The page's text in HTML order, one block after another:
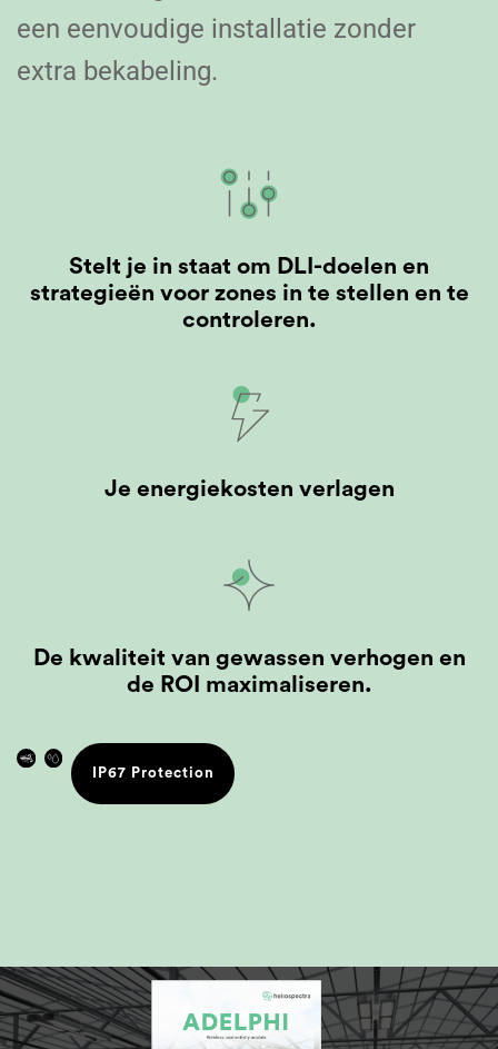
een eenvoudige installatie zonder
extra bekabeling.
Stelt je in staat om DLI-doelen en
strategieën voor zones in te stellen en te
controleren.
Je energiekosten verlagen
De kwaliteit van gewassen verhogen en
de ROI maximaliseren.
IP67 Protection